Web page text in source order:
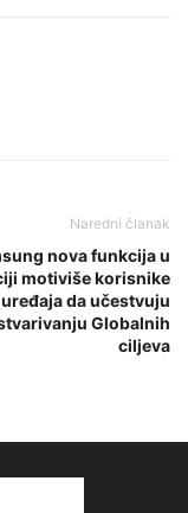
Naredni članak
nova funkcija u
motiviše korisnike
da učestvuju
Globalnih
ciljeva